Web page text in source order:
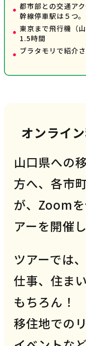
都市部との交通ア
幹線停車駅は５つ。
東京まで飛行機（
1.5時間
ブラタモリで紹介
オンライ
山口県への
方へ、各市
が、Zoom
アーを開催
ツアーでは
仕事、住ま
もちろん！
移住地での